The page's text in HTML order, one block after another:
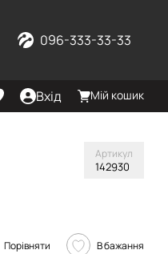
096-333-33-33
Вхід Мій кошик
Артикул
142930
Порівняти В бажання